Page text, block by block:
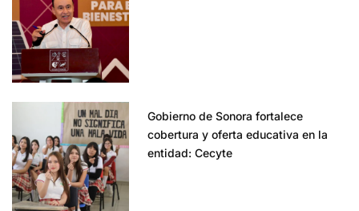
Gobierno de Sonora fortalece
cobertura y oferta educativa en la
entidad: Cecyte